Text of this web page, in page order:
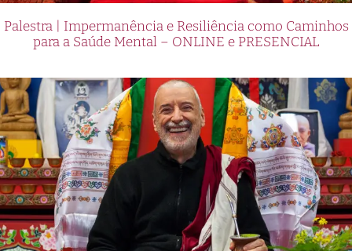
Palestra | Impermanência e Resiliência como Caminhos
para a Saúde Mental – ONLINE e PRESENCIAL